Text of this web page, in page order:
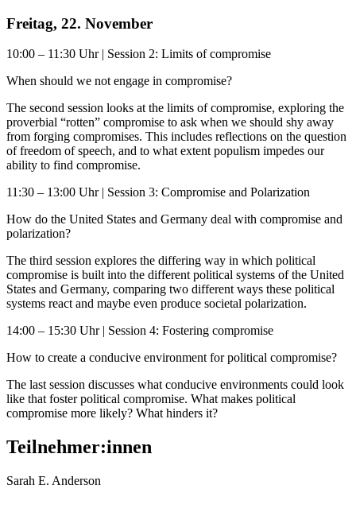
Freitag, 22. November
10:00 – 11:30 Uhr | Session 2: Limits of compromise
When should we not engage in compromise?
The second session looks at the limits of compromise, exploring the
proverbial “rotten” compromise to ask when we should shy away
from forging compromises. This includes reflections on the question
of freedom of speech, and to what extent populism impedes our
ability to find compromise.
11:30 – 13:00 Uhr | Session 3: Compromise and Polarization
How do the United States and Germany deal with compromise and
polarization?
The third session explores the differing way in which political
compromise is built into the different political systems of the United
States and Germany, comparing two different ways these political
systems react and maybe even produce societal polarization.
14:00 – 15:30 Uhr | Session 4: Fostering compromise
How to create a conducive environment for political compromise?
The last session discusses what conducive environments could look
like that foster political compromise. What makes political
compromise more likely? What hinders it?
Teilnehmer:innen
Sarah E. Anderson